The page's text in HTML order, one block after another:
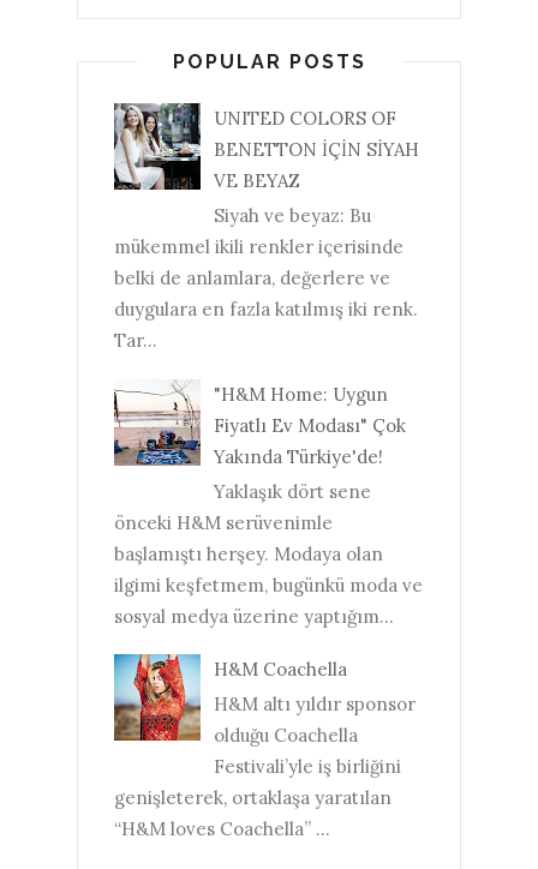
POPULAR POSTS
UNITED COLORS OF
BENETTON İÇİN SİYAH
VE BEYAZ
Siyah ve beyaz: Bu
mükemmel ikili renkler içerisinde
belki de anlamlara, değerlere ve
duygulara en fazla katılmış iki renk.
Tar...
"H&M Home: Uygun
Fiyatlı Ev Modası" Çok
Yakında Türkiye'de!
Yaklaşık dört sene
önceki H&M serüvenimle
başlamıştı herşey. Modaya olan
ilgimi keşfetmem, bugünkü moda ve
sosyal medya üzerine yaptığım...
H&M Coachella
H&M altı yıldır sponsor
olduğu Coachella
Festivali’yle iş birliğini
genişleterek, ortaklaşa yaratılan
“H&M loves Coachella” ...